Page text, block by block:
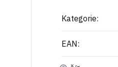
Kategorie:
EAN: